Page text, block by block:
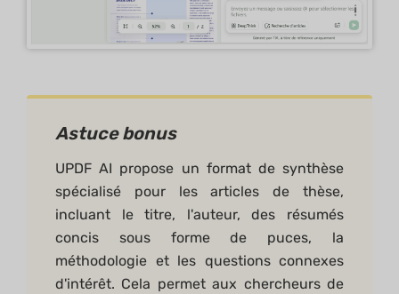
Astuce bonus
UPDF AI propose un format de synthèse
spécialisé pour les articles de thèse,
incluant le titre, l'auteur, des résumés
concis sous forme de puces, la
méthodologie et les questions connexes
d'intérêt. Cela permet aux chercheurs de